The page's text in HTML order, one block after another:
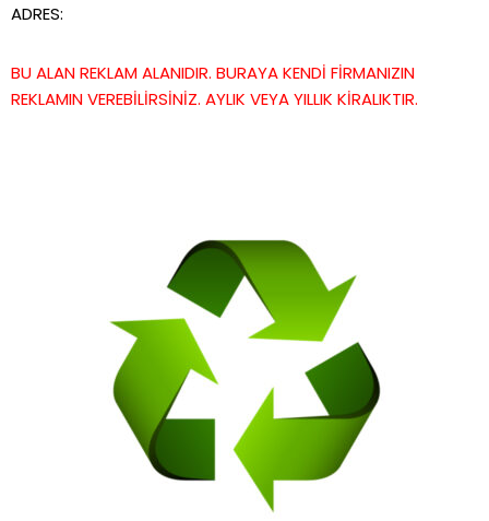
ADRES:
BU ALAN REKLAM ALANIDIR. BURAYA KENDİ FİRMANIZIN
REKLAMIN VEREBİLİRSİNİZ. AYLIK VEYA YILLIK KİRALIKTIR.